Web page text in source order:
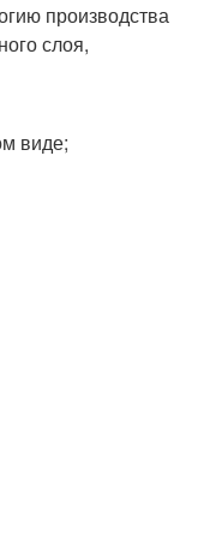
производства
слоя,
виде;